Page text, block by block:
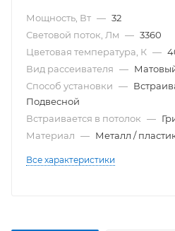
Мощность, Вт — 32
Световой поток, Лм — 3360
Цветовая температура, К —
Вид рассеивателя —
Способ установки —
Подвесной
Встраивается в потолок —
Материал — Металл /
Все характеристики